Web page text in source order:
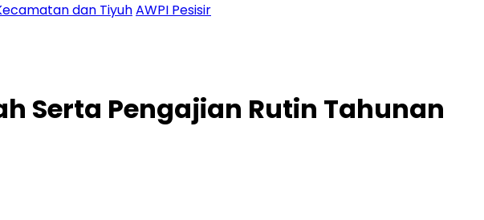
dan TiyuhAWPI Pesisir
Serta Pengajian Rutin Tahunan